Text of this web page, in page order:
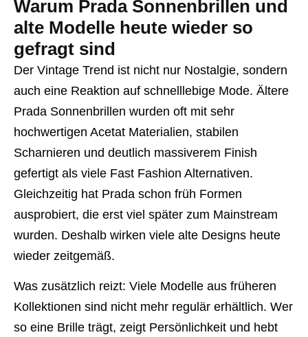
Warum Prada Sonnenbrillen und
alte Modelle heute wieder so
gefragt sind
Der Vintage Trend ist nicht nur Nostalgie, sondern
auch eine Reaktion auf schnelllebige Mode. Ältere
Prada Sonnenbrillen wurden oft mit sehr
hochwertigen Acetat Materialien, stabilen
Scharnieren und deutlich massiverem Finish
gefertigt als viele Fast Fashion Alternativen.
Gleichzeitig hat Prada schon früh Formen
ausprobiert, die erst viel später zum Mainstream
wurden. Deshalb wirken viele alte Designs heute
wieder zeitgemäß.
Was zusätzlich reizt: Viele Modelle aus früheren
Kollektionen sind nicht mehr regulär erhältlich. Wer
so eine Brille trägt, zeigt Persönlichkeit und hebt